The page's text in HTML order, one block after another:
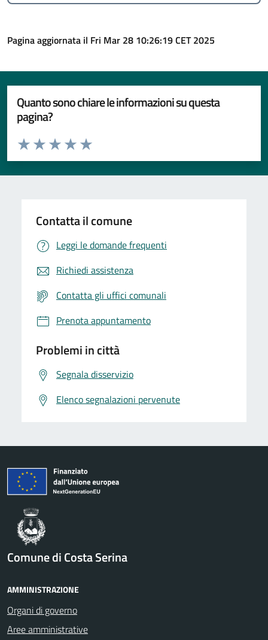
Pagina aggiornata il Fri Mar 28 10:26:19 CET 2025
Quanto sono chiare le informazioni su questa
pagina?
Valuta da 1 a 5 stelle la pagina
Valuta 5 stelle su 5
Valuta 4 stelle su 5
Valuta 3 stelle su 5
Valuta 2 stelle su 5
Valuta 1 stelle su 5
Contatta il comune
Leggi le domande frequenti
Richiedi assistenza
Contatta gli uffici comunali
Prenota appuntamento
Problemi in città
Segnala disservizio
Elenco segnalazioni pervenute
Comune di Costa Serina
AMMINISTRAZIONE
Organi di governo
Aree amministrative